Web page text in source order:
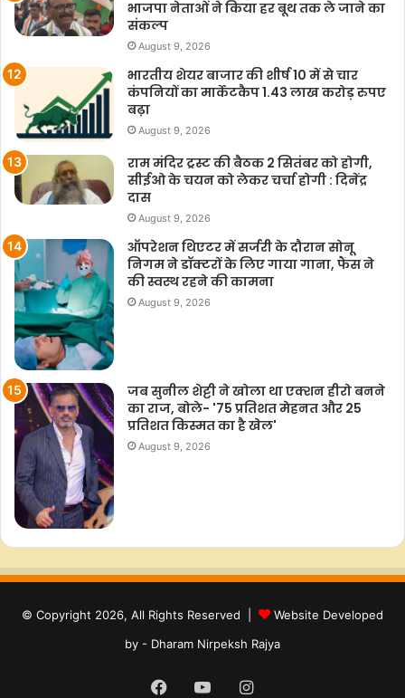
भाजपा नेताओं ने किया हर बूथ तक ले जाने का
संकल्प
August 9, 2026
भारतीय शेयर बाजार की शीर्ष 10 में से चार
कंपनियों का मार्केटकैप 1.43 लाख करोड़ रुपए
बढ़ा
August 9, 2026
राम मंदिर ट्रस्ट की बैठक 2 सितंबर को होगी,
सीईओ के चयन को लेकर चर्चा होगी : दिनेंद्र
दास
August 9, 2026
ऑपरेशन थिएटर में सर्जरी के दौरान सोनू
निगम ने डॉक्टरों के लिए गाया गाना, फैंस ने
की स्वस्थ रहने की कामना
August 9, 2026
जब सुनील शेट्टी ने खोला था एक्शन हीरो बनने
का राज, बोले- '75 प्रतिशत मेहनत और 25
प्रतिशत किस्मत का है खेल'
August 9, 2026
© Copyright 2026, All Rights Reserved |
Website Developed
by - Dharam Nirpeksh Rajya
Facebook
YouTubeInstagram